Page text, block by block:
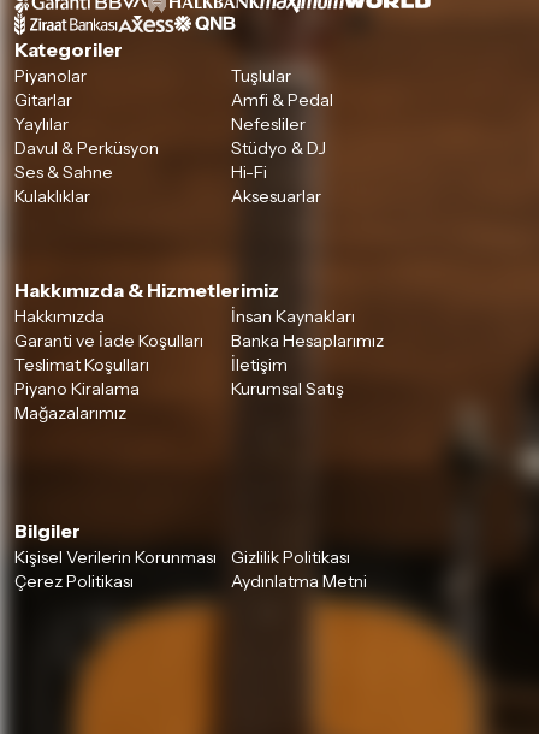
Kategoriler
Piyanolar
Tuşlular
Gitarlar
Amfi & Pedal
Yaylılar
Nefesliler
Davul & Perküsyon
Stüdyo & DJ
Ses & Sahne
Hi-Fi
Kulaklıklar
Aksesuarlar
Hakkımızda & Hizmetlerimiz
Hakkımızda
İnsan Kaynakları
Garanti ve İade Koşulları
Banka Hesaplarımız
Teslimat Koşulları
İletişim
Piyano Kiralama
Kurumsal Satış
Mağazalarımız
Bilgiler
Kişisel Verilerin Korunması
Gizlilik Politikası
Çerez Politikası
Aydınlatma Metni